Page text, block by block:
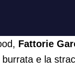
Fattorie
e la